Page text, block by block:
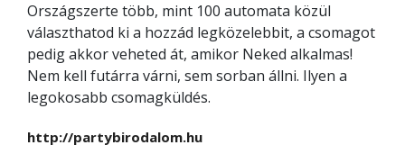
Országszerte több, mint 100 automata közül
választhatod ki a hozzád legközelebbit, a csomagot
pedig akkor veheted át, amikor Neked alkalmas!
Nem kell futárra várni, sem sorban állni. Ilyen a
legokosabb csomagküldés.
http://partybirodalom.hu